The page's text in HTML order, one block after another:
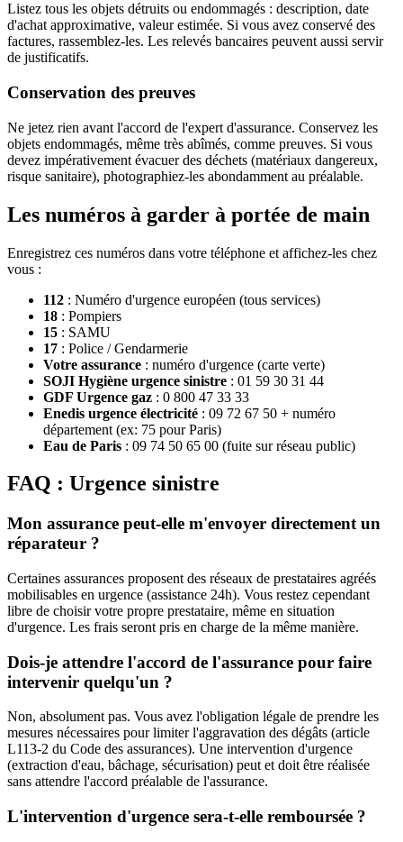
Listez tous les objets détruits ou endommagés : description, date
d'achat approximative, valeur estimée. Si vous avez conservé des
factures, rassemblez-les. Les relevés bancaires peuvent aussi servir
de justificatifs.
Conservation des preuves
Ne jetez rien avant l'accord de l'expert d'assurance. Conservez les
objets endommagés, même très abîmés, comme preuves. Si vous
devez impérativement évacuer des déchets (matériaux dangereux,
risque sanitaire), photographiez-les abondamment au préalable.
Les numéros à garder à portée de main
Enregistrez ces numéros dans votre téléphone et affichez-les chez
vous :
112 : Numéro d'urgence européen (tous services)
18 : Pompiers
15 : SAMU
17 : Police / Gendarmerie
Votre assurance : numéro d'urgence (carte verte)
SOJI Hygiène urgence sinistre : 01 59 30 31 44
GDF Urgence gaz : 0 800 47 33 33
Enedis urgence électricité : 09 72 67 50 + numéro
département (ex: 75 pour Paris)
Eau de Paris : 09 74 50 65 00 (fuite sur réseau public)
FAQ : Urgence sinistre
Mon assurance peut-elle m'envoyer directement un
réparateur ?
Certaines assurances proposent des réseaux de prestataires agréés
mobilisables en urgence (assistance 24h). Vous restez cependant
libre de choisir votre propre prestataire, même en situation
d'urgence. Les frais seront pris en charge de la même manière.
Dois-je attendre l'accord de l'assurance pour faire
intervenir quelqu'un ?
Non, absolument pas. Vous avez l'obligation légale de prendre les
mesures nécessaires pour limiter l'aggravation des dégâts (article
L113-2 du Code des assurances). Une intervention d'urgence
(extraction d'eau, bâchage, sécurisation) peut et doit être réalisée
sans attendre l'accord préalable de l'assurance.
L'intervention d'urgence sera-t-elle remboursée ?